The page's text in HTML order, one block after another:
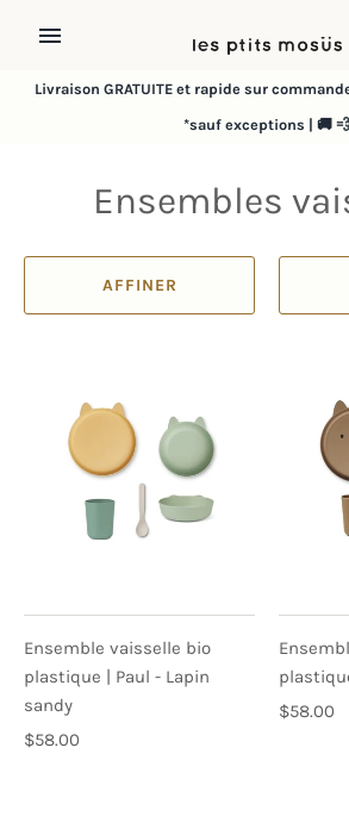
Livraison GRATUITE et rapide sur
*sauf exceptions | 🚚
Ensembles
AFFINER
Ensemble vaisselle bio
plastique | Paul - Lapin
sandy
$58.00
$58.00